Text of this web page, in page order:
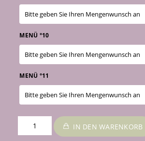
MENÜ °10
MENÜ °11
It
IN DEN WARENKORB